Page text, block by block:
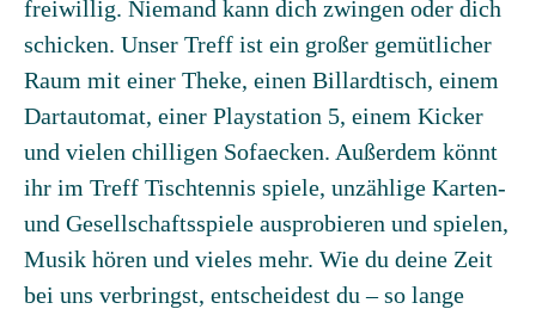
freiwillig. Niemand kann dich zwingen oder dich
schicken. Unser Treff ist ein großer gemütlicher
Raum mit einer Theke, einen Billardtisch, einem
Dartautomat, einer Playstation 5, einem Kicker
und vielen chilligen Sofaecken. Außerdem könnt
ihr im Treff Tischtennis spiele, unzählige Karten-
und Gesellschaftsspiele ausprobieren und spielen,
Musik hören und vieles mehr. Wie du deine Zeit
bei uns verbringst, entscheidest du – so lange